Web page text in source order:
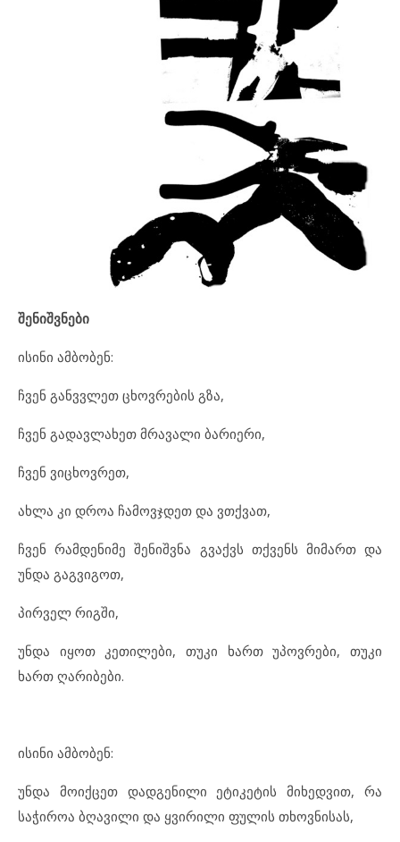
შენიშვნები
ისინი ამბობენ:
ჩვენ განვვლეთ ცხოვრების გზა,
ჩვენ გადავლახეთ მრავალი ბარიერი,
ჩვენ ვიცხოვრეთ,
ახლა კი დროა ჩამოვჯდეთ და ვთქვათ,
ჩვენ რამდენიმე შენიშვნა გვაქვს თქვენს მიმართ და
უნდა გაგვიგოთ,
პირველ რიგში,
უნდა იყოთ კეთილები, თუკი ხართ უპოვრები, თუკი
ხართ ღარიბები.
ისინი ამბობენ:
უნდა მოიქცეთ დადგენილი ეტიკეტის მიხედვით, რა
საჭიროა ბღავილი და ყვირილი ფულის თხოვნისას,